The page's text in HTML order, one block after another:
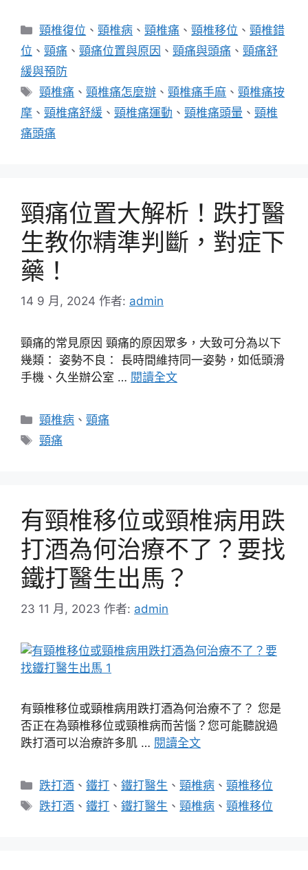
分
類
頸椎復位 、頸椎病 、頸椎痛 、頸椎移位 、頸椎錯
位 、 頸痛 、 頸痛位置與原因 、 頸痛與頭痛 、 頸痛舒
緩與預防
標
籤
頸椎痛 、頸椎痛怎麼辦 、頸椎痛手麻 、頸椎痛按
摩 、 頸椎痛舒緩 、 頸椎痛運動 、 頸椎痛頭暈 、 頸椎
痛頭痛
頸痛位置大解析！跌打醫
生教你精準判斷，對症下
藥！
14 9 月, 2024 作者: admin
頸痛的常見原因 頸痛的原因眾多，大致可分為以下
幾類： 姿勢不良： 長時間維持同一姿勢，如低頭滑
手機、久坐辦公室 … 閱讀全文
分
類
頸椎病 、頸痛
標
頸痛
有頸椎移位或頸椎病用跌
打酒為何治療不了？要找
鐵打醫生出馬？
23 11 月, 2023 作者: admin
有頸椎移位或頸椎病用跌打酒為何治療不了？ 您是
否正在為頸椎移位或頸椎病而苦惱？您可能聽說過
跌打酒可以治療許多肌 … 閱讀全文
分
類
跌打酒 、鐵打 、鐵打醫生 、頸椎病 、頸椎移位
標
跌打酒 、鐵打 、鐵打醫生 、頸椎病 、頸椎移位